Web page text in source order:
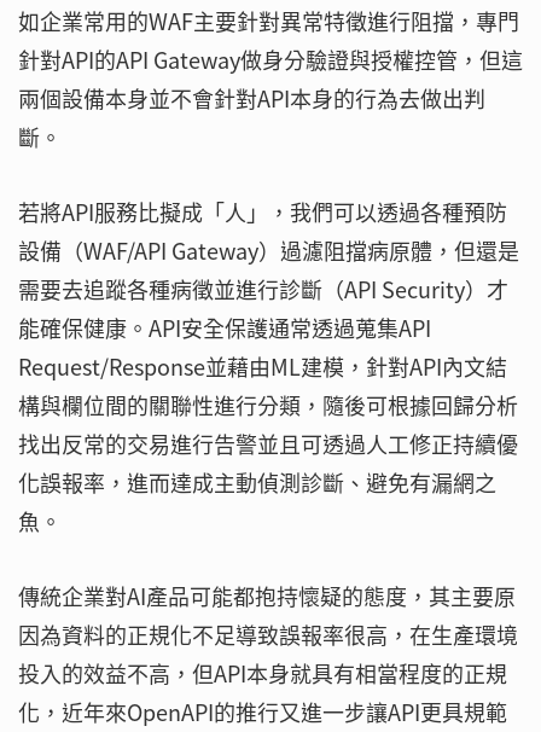
如企業常用的WAF主要針對異常特徵進行阻擋，專門
針對API的API Gateway做身分驗證與授權控管，但這
兩個設備本身並不會針對API本身的行為去做出判
斷。
若將API服務比擬成「人」，我們可以透過各種預防
設備（WAF/API Gateway）過濾阻擋病原體，但還是
需要去追蹤各種病徵並進行診斷（API Security）才
能確保健康。API安全保護通常透過蒐集API
Request/Response並藉由ML建模，針對API內文結
構與欄位間的關聯性進行分類，隨後可根據回歸分析
找出反常的交易進行告警並且可透過人工修正持續優
化誤報率，進而達成主動偵測診斷、避免有漏網之
魚。
傳統企業對AI產品可能都抱持懷疑的態度，其主要原
因為資料的正規化不足導致誤報率很高，在生產環境
投入的效益不高，但API本身就具有相當程度的正規
化，近年來OpenAPI的推行又進一步讓API更具規範